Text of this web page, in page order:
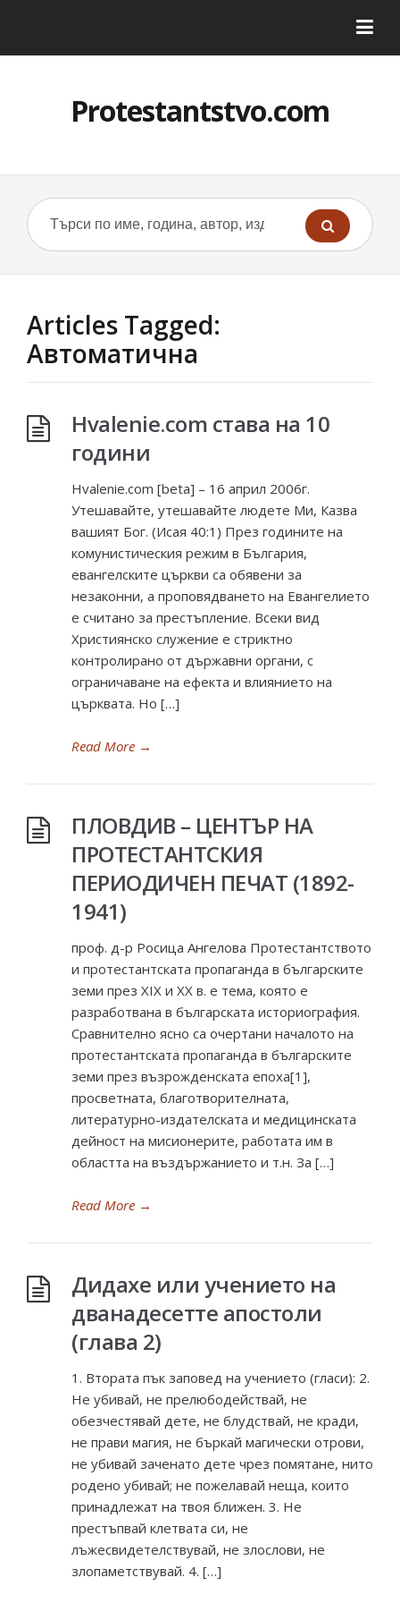
Protestantstvo.com
Articles Tagged:
Автоматична
Hvalenie.com става на 10
години
Hvalenie.com [beta] – 16 април 2006г.
Утешавайте, утешавайте людете Ми, Казва
вашият Бог. (Исая 40:1) През годините на
комунистическия режим в България,
евангелските църкви са обявени за
незаконни, а проповядването на Евангелието
е считано за престъпление. Всеки вид
Християнско служение е стриктно
контролирано от държавни органи, с
ограничаване на ефекта и влиянието на
църквата. Но […]
Read More →
ПЛОВДИВ – ЦЕНТЪР НА
ПРОТЕСТАНТСКИЯ
ПЕРИОДИЧЕН ПЕЧАТ (1892-
1941)
проф. д-р Росица Ангелова Протестантството
и протестантската пропаганда в българските
земи през ХІХ и ХХ в. е тема, която е
разработвана в българската историография.
Сравнително ясно са очертани началото на
протестантската пропаганда в българските
земи през възрожденската епоха[1],
просветната, благотворителната,
литературно-издателската и медицинската
дейност на мисионерите, работата им в
областта на въздържанието и т.н. За […]
Read More →
Дидахе или учението на
дванадесетте апостоли
(глава 2)
1. Втората пък заповед на учението (гласи): 2.
Не убивай, не прелюбодействай, не
обезчестявай дете, не блудствай, не кради,
не прави магия, не бъркай магически отрови,
не убивай заченато дете чрез помятане, нито
родено убивай; не пожелавай неща, които
принадлежат на твоя ближен. 3. Не
престъпвай клетвата си, не
лъжесвидетелствувай, не злослови, не
злопаметствувай. 4. […]